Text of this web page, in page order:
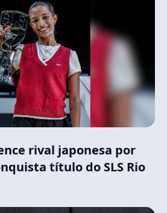
rival japonesa por
título do SLS Rio